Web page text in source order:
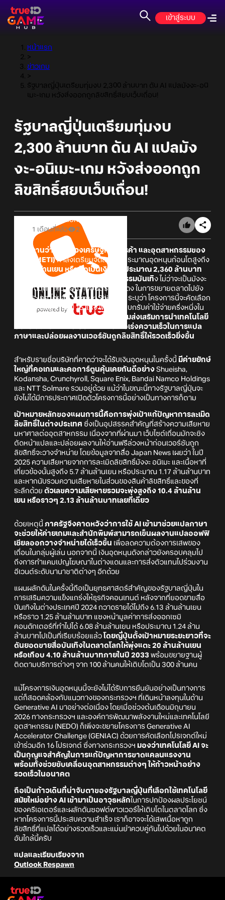
เข้าสู่ระบบ
หน้าแรก
>
ข่าวเกม
>
รัฐบาลญี่ปุ่นเตรียมทุ่มงบ 2,300 ล้านบาท ดัน AI แปลมังงะ-อนิ
เมะ-เกม หวังส่งออกถูกลิขสิทธิ์สยบเว็บเถื่อน!
รัฐบาลญี่ปุ่นเตรียมทุ่มงบ
2,300 ล้านบาท ดัน AI แปลมัง
งะ-อนิเมะ-เกม หวังส่งออกถูก
ลิขสิทธิ์สยบเว็บเถื่อน!
Online Station
1 เดือนที่แล้ว
2
มีรายงานว่ากระทรวงเศรษฐกิจ การค้า และอุตสาหกรรมของ
ญี่ปุ่น (METI)กำลังเตรียมจัดสรรงบประมาณอุดหนุนก้อนโตสูงถึง
11,500 ล้านเยน หรือคิดเป็นเงินไทยประมาณ 2,360 ล้านบาท
เพื่อสนับสนุนบริษัทในกลุ่มอุตสาหกรรมบันเทิง ไม่ว่าจะเป็นมังงะ
อนิเมะ ดนตรี เกม และภาพยนตร์คนแสดง ในการขยายตลาดไปยัง
ต่างประเทศ โดยสื่อ Yomiuri Shimbun ระบุว่า โครงการนี้จะคัดเลือก
บริษัทเข้าร่วมจำนวน 15 แห่ง เพื่อช่วยแบกรับค่าใช้จ่ายครึ่งหนึ่งใน
การโปรโมตผลงานในต่างประเทศ
พร้อมส่งเสริมการนำเทคโนโลยี
Generative AI หรือ GenAI มาใช้เพื่อเร่งความเร็วในการแปล
ภาษาและปล่อยผลงานเวอร์ชันถูกลิขสิทธิ์ให้รวดเร็วยิ่งขึ้น
สำหรับรายชื่อบริษัทที่คาดว่าจะได้รับเงินอุดหนุนในครั้งนี้ มีค่ายยักษ์
ใหญ่ที่คอเกมและคอการ์ตูนคุ้นเคยกันดีอย่าง Shueisha,
Kodansha, Crunchyroll, Square Enix, Bandai Namco Holdings
และ NTT Solmare รวมอยู่ด้วย แม้ว่าในขณะนี้ทางรัฐบาลญี่ปุ่นจะ
ยังไม่ได้มีการประกาศเปิดตัวโครงการนี้อย่างเป็นทางการก็ตาม
เป้าหมายหลักของแผนการนี้คือการพุ่งเป้าแก้ปัญหาการละเมิด
ลิขสิทธิ์ในต่างประเทศ ซึ่งเป็นอุปสรรคสำคัญที่สร้างความเสียหาย
มหาศาลต่ออุตสาหกรรม เนื่องจากที่ผ่านมา เว็บไซต์เถื่อนมักจะชิง
ตัดหน้าแปลและปล่อยผลงานให้อ่านฟรีล่วงหน้าก่อนเวอร์ชันถูก
ลิขสิทธิ์จะวางจำหน่าย โดยข้อมูลจากสื่อ Japan News เผยว่า ในปี
2025 ความเสียหายจากการละเมิดลิขสิทธิ์มังงะ อนิเมะ และเนื้อหาที่
เกี่ยวข้องนั้นสูงถึง 5.7 ล้านล้านเยน หรือประมาณ 1.17 ล้านล้านบาท
และหากนับรวมความเสียหายในส่วนของสินค้าลิขสิทธิ์และของที่
ระลึกด้วย ตัวเลขความเสียหายรวมจะพุ่งสูงถึง 10.4 ล้านล้าน
เยน หรือราวๆ 2.13 ล้านล้านบาทเลยทีเดียว
ด้วยเหตุนี้ ภาครัฐจึงคาดหวังว่าการใช้ AI เข้ามาช่วยแปลภาษา
จะช่วยให้ค่ายเกมและสำนักพิมพ์สามารถเข็นผลงานแปลออฟฟิ
เชียลออกวางจำหน่ายได้เร็วขึ้น เพื่อลดความต้องการเสพของ
เถื่อนในกลุ่มผู้เล่น นอกจากนี้ เงินอุดหนุนดังกล่าวยังครอบคลุมไป
ถึงการทำแคมเปญโฆษณาในต่างแดนและการส่งตัวแทนไปร่วมงาน
อีเวนต์ระดับนานาชาติต่างๆ อีกด้วย
แผนผลักดันในครั้งนี้ถือเป็นยุทธศาสตร์สำคัญของรัฐบาลญี่ปุ่นใน
การเสริมความแข็งแกร่งให้ธุรกิจคอนเทนต์ หลังจากที่ยอดขายสื่อ
บันเทิงในต่างประเทศปี 2024 กวาดรายได้ไปถึง 6.13 ล้านล้านเยน
หรือราว 1.25 ล้านล้านบาท แซงหน้ามูลค่าการส่งออกเซมิ
คอนดักเตอร์ที่ทำไปได้ 6.08 ล้านล้านเยน หรือประมาณ 1.24 ล้าน
ล้านบาทไปเป็นที่เรียบร้อยแล้ว โดยญี่ปุ่นตั้งเป้าหมายระยะยาวที่จะ
ดันยอดขายสื่อบันเทิงในตลาดโลกให้พุ่งแตะ 20 ล้านล้านเยน
หรือเกือบ 4.10 ล้านล้านบาทภายในปี 2033 พร้อมขยายฐานผู้
ติดตามบริการต่างๆ จาก 100 ล้านคนให้เติบโตเป็น 300 ล้านคน
แม้โครงการเงินอุดหนุนนี้จะยังไม่ได้รับการยืนยันอย่างเป็นทางการ
แต่ก็สอดคล้องกับแนวทางของกระทรวงฯ ที่เดินหน้าลงทุนในด้าน
Generative AI มาอย่างต่อเนื่อง โดยเมื่อช่วงต้นเดือนมิถุนายน
2026 ทางกระทรวงฯ และองค์การพัฒนาพลังงานใหม่และเทคโนโลยี
อุตสาหกรรม (NEDO) ก็เพิ่งจะขยายโครงการ Generative AI
Accelerator Challenge (GENIAC) ด้วยการคัดเลือกโปรเจกต์ใหม่
เข้าร่วมอีก 16 โปรเจกต์ ซึ่งทางกระทรวงฯ มองว่าเทคโนโลยี AI จะ
เป็นกุญแจสำคัญในการแก้ปัญหาการขาดแคลนแรงงาน
พร้อมทั้งช่วยขับเคลื่อนอุตสาหกรรมต่างๆ ให้ก้าวหน้าอย่าง
รวดเร็วในอนาคต
ถือเป็นก้าวเดินที่น่าจับตาของรัฐบาลญี่ปุ่นที่เลือกใช้เทคโนโลยี
สมัยใหม่อย่าง AI เข้ามาเป็นอาวุธหลักในการปกป้องผลประโยชน์
ของครีเอเตอร์และผลักดันซอฟต์พาวเวอร์ให้เติบโตในตลาดโลก ซึ่ง
หากโครงการนี้ประสบความสำเร็จ เราก็อาจจะได้เสพเนื้อหาถูก
ลิขสิทธิ์ที่แปลได้อย่างรวดเร็วและแม่นยำควบคู่กันไปด้วยในอนาคต
อันใกล้นี้ครับ
แปลและเรียบเรียงจาก
Outlook Respawn